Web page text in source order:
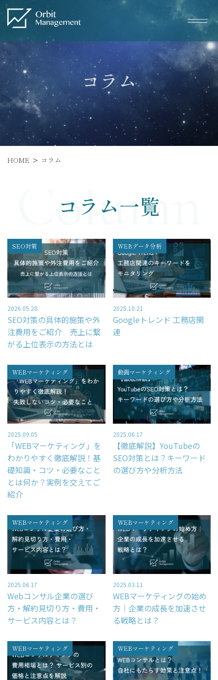
Service
サービス一覧
– ホームページ・LP制作
– Looker Studio構築サービス
Price
Company
HOME
会社概要
コンサルタント紹介
採用情報
お問い合わせ
資料請求申し込み
スポット診断お申込み
レポーティングサービスお申込み
Column
コラムトップ
– WEBマーケティング
– レポート作成
– WEB広告
– 経営戦略
コラム
HOME コラム
Column
コラム一覧
SEO対策
2026.05.28
SEO対策の具体的施策や外
注費用をご紹介 売上に繋
がる上位表示の方法とは
WEBデータ分析
2025.10.21
Googleトレンド 工務店関
連
WEBマーケティング
2025.09.05
「WEBマーケティング」を
わかりやすく徹底解説！基
礎知識・コツ・必要なこと
とは何か？実例を交えてご
紹介
動画マーケティング
2025.06.17
【徹底解説】YouTubeの
SEO対策とは？キーワード
の選び方や分析方法
WEBマーケティング
2025.06.17
Webコンサル企業の選び
方・解約見切り方・費用・
サービス内容とは？
WEBマーケティング
2025.03.11
WEBマーケティングの始め
方｜企業の成長を加速させ
る戦略とは？
WEBマーケティング WEBマーケティング